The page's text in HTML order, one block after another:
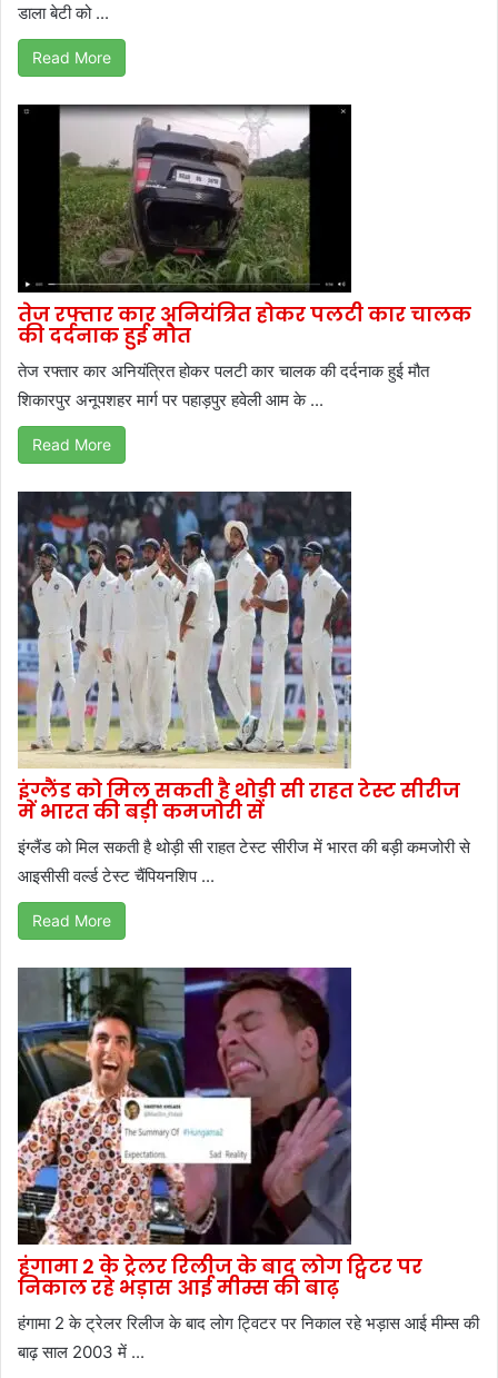
डाला बेटी को ...
Read More
तेज रफ्तार कार अनियंत्रित होकर पलटी कार चालक
की दर्दनाक हुई मौत
तेज रफ्तार कार अनियंत्रित होकर पलटी कार चालक की दर्दनाक हुई मौत
शिकारपुर अनूपशहर मार्ग पर पहाड़पुर हवेली आम के ...
Read More
इंग्लैंड को मिल सकती है थोड़ी सी राहत टेस्ट सीरीज
में भारत की बड़ी कमजोरी से
इंग्लैंड को मिल सकती है थोड़ी सी राहत टेस्ट सीरीज में भारत की बड़ी कमजोरी से
आइसीसी वर्ल्ड टेस्ट चैंपियनशिप ...
Read More
हंगामा 2 के ट्रेलर रिलीज के बाद लोग ट्विटर पर
निकाल रहे भड़ास आई मीम्स की बाढ़
हंगामा 2 के ट्रेलर रिलीज के बाद लोग ट्विटर पर निकाल रहे भड़ास आई मीम्स की
बाढ़ साल 2003 में ...